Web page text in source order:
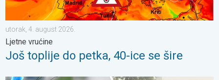
utorak, 4. august 2026.
Ljetne vrućine
Još toplije do petka, 40-ice se šire